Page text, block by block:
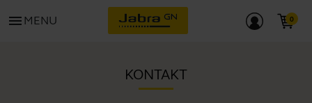
menu MENU
KONTAKT